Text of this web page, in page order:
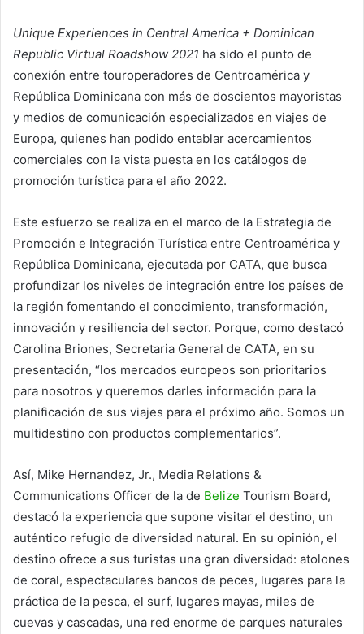
Unique Experiences in Central America + Dominican
Republic Virtual Roadshow 2021 ha sido el punto de
conexión entre touroperadores de Centroamérica y
República Dominicana con más de doscientos mayoristas
y medios de comunicación especializados en viajes de
Europa, quienes han podido entablar acercamientos
comerciales con la vista puesta en los catálogos de
promoción turística para el año 2022.
Este esfuerzo se realiza en el marco de la Estrategia de
Promoción e Integración Turística entre Centroamérica y
República Dominicana, ejecutada por CATA, que busca
profundizar los niveles de integración entre los países de
la región fomentando el conocimiento, transformación,
innovación y resiliencia del sector. Porque, como destacó
Carolina Briones, Secretaria General de CATA, en su
presentación, “los mercados europeos son prioritarios
para nosotros y queremos darles información para la
planificación de sus viajes para el próximo año. Somos un
multidestino con productos complementarios”.
Así, Mike Hernandez, Jr., Media Relations &
Communications Officer de la de Belize Tourism Board,
destacó la experiencia que supone visitar el destino, un
auténtico refugio de diversidad natural. En su opinión, el
destino ofrece a sus turistas una gran diversidad: atolones
de coral, espectaculares bancos de peces, lugares para la
práctica de la pesca, el surf, lugares mayas, miles de
cuevas y cascadas, una red enorme de parques naturales